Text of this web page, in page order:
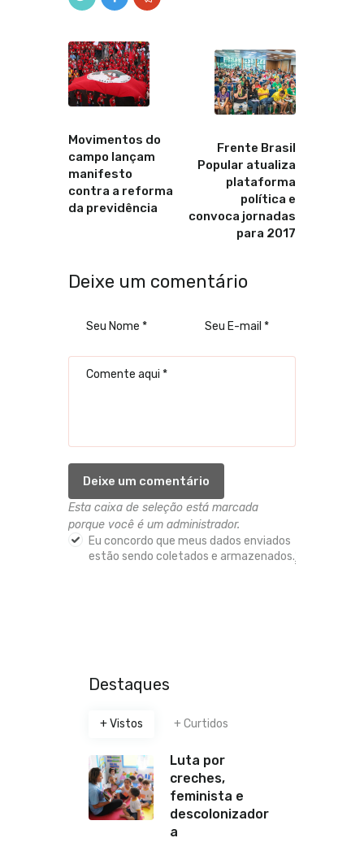
Movimentos do
campo lançam
manifesto
contra a reforma
da previdência
Frente Brasil
Popular atualiza
plataforma
política e
convoca jornadas
para 2017
Deixe um comentário
Esta caixa de seleção está marcada
porque você é um administrador.
Eu concordo que meus dados enviados
estão sendo coletados e armazenados.
Destaques
+ Vistos + Curtidos
Luta por
creches,
feminista e
descolonizador
a